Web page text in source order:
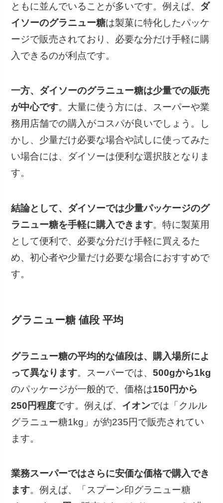
ともに並んでいることが多いです。例えば、 ダ
イソーのグラニュー糖は製菓に特化したパッケ
ージで販売されており、必要な分だけ手軽に購
入できるのが利点です。
一方、ダイソーのグラニュー糖は少量での販売
が中心です。大量に使う方には、スーパーや業
務用店舗での購入がコスパが良いでしょう。し
かし、少量だけ必要な場合や試しに使ってみた
い場合には、ダイソーは便利な選択肢となりま
す。
結論として、ダイソーでは少量パッケージのグ
ラニュー糖を手軽に購入できます。特に製菓用
として便利で、必要な分だけ手軽に買えるた
め、初心者や少量だけ必要な場合におすすめで
す。
グラニュー糖 値段 平均
グラニュー糖の平均的な値段は、購入場所によ
って異なります。スーパーでは、500gから1kg
のパッケージが一般的で、価格は150円から
250円程度です。例えば、 イオンでは「クルル
グラニュー糖1kg」が約235円で販売されてい
ます。
業務スーパーではさらに安価な価格で購入でき
ます。例えば、「スプーン印グラニュー糖